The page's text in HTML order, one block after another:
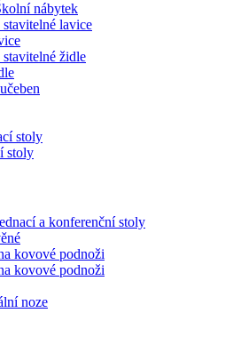
nábytek
lavice
židle
stoly
stoly
a konferenční stoly
kovové podnoži
kovové podnoži
noze